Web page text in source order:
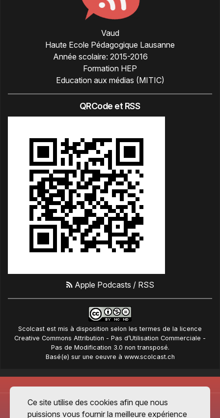
Vaud
Haute Ecole Pédagogique Lausanne
Année scolaire: 2015-2016
Formation HEP
Education aux médias (MITIC)
QRCode et RSS
Apple Podcasts / RSS
Scolcast est mis à disposition selon les termes de la licence
Creative Commons Attribution - Pas d’Utilisation Commerciale -
Pas de Modification 3.0 non transposé.
Basé(e) sur une oeuvre à www.scolcast.ch
Ce site utilise des cookies afin que nous
puissions vous fournir la meilleure expérience